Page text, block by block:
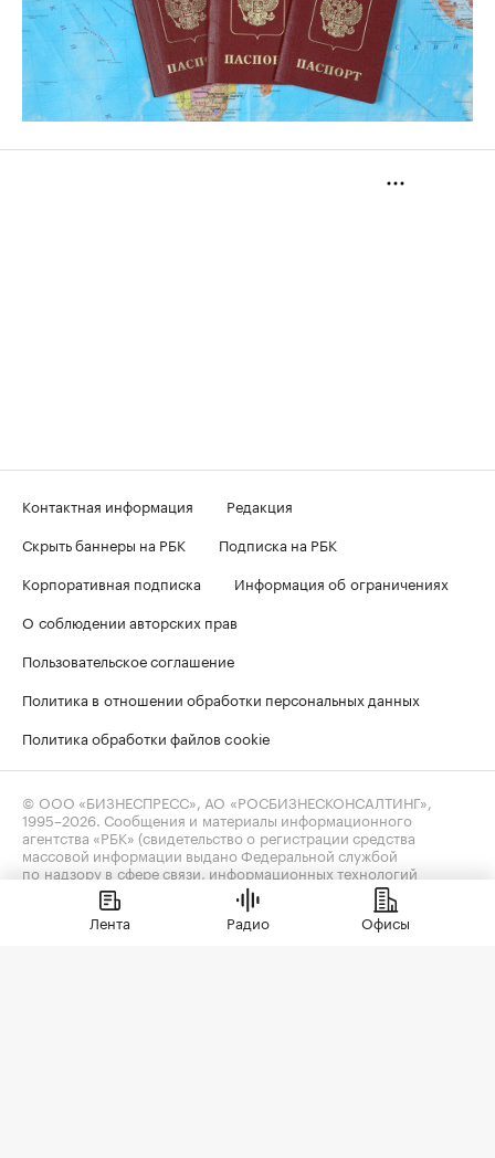
Контактная информация
Редакция
Скрыть баннеры на РБК
Подписка на РБК
Корпоративная подписка
Информация об ограничениях
О соблюдении авторских прав
Пользовательское соглашение
Политика в отношении обработки персональных данных
Политика обработки файлов cookie
© ООО «БИЗНЕСПРЕСС», АО «РОСБИЗНЕСКОНСАЛТИНГ»,
1995–2026. Сообщения и материалы информационного
агентства «РБК» (свидетельство о регистрации средства
массовой информации выдано Федеральной службой
по надзору в сфере связи, информационных технологий
и массовых коммуникаций (Роскомнадзор) 09.12.2015
за номером ИА №ФС77-63848) и сетевого издания «РБК»
(свидетельство о регистрации средства массовой информации
Лента Радио Офисы